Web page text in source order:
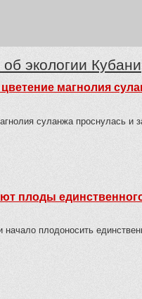
экологии Кубани
магнолия
суланжа проснулась и
плоды
начало плодоносить